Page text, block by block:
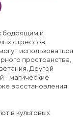
бодрящим и
стрессов.
использоваться
пространства,
Другой
- магические
восстановления
в культовых